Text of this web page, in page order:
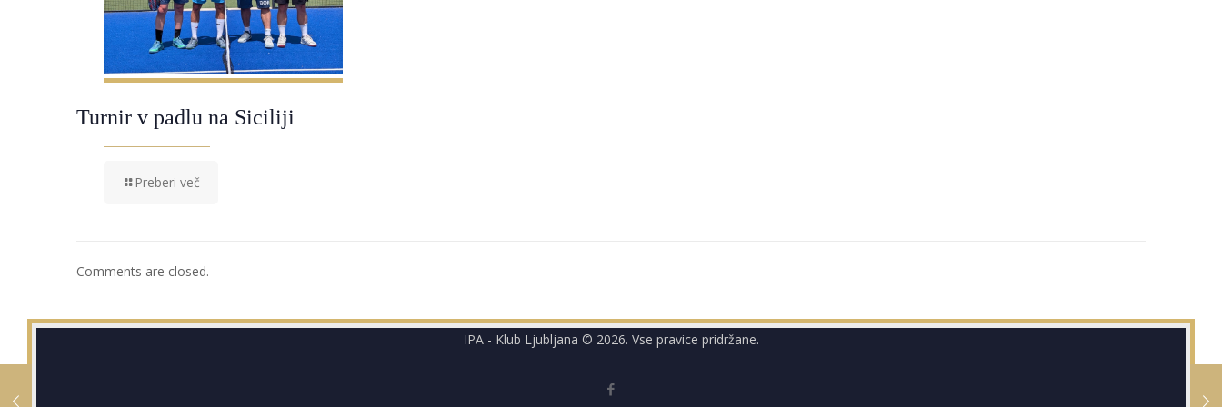
Turnir v padlu na Siciliji
Preberi več
Comments are closed.
IPA - Klub Ljubljana © 2026. Vse pravice pridržane.